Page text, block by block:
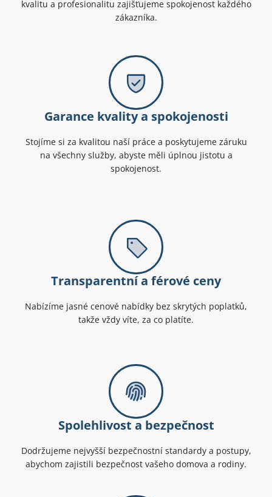
kvalitu a profesionalitu zajišťujeme spokojenost každého
zákazníka.
Garance kvality a spokojenosti
Stojíme si za kvalitou naší práce a poskytujeme záruku
na všechny služby, abyste měli úplnou jistotu a
spokojenost.
Transparentní a férové ceny
Nabízíme jasné cenové nabídky bez skrytých poplatků,
takže vždy víte, za co platíte.
Spolehlivost a bezpečnost
Dodržujeme nejvyšší bezpečnostní standardy a postupy,
abychom zajistili bezpečnost vašeho domova a rodiny.